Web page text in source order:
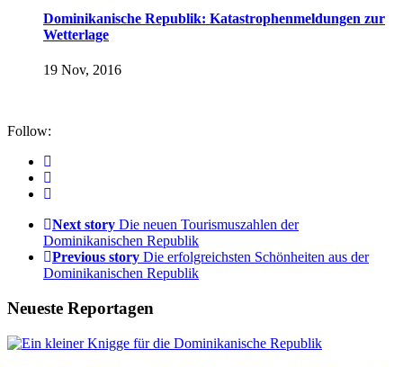
Dominikanische Republik: Katastrophenmeldungen zur
Wetterlage
19 Nov, 2016
Follow:
Next story Die neuen Tourismuszahlen der
Dominikanischen Republik
Previous story Die erfolgreichsten Schönheiten aus der
Dominikanischen Republik
Neueste Reportagen